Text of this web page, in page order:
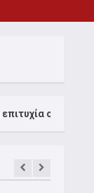
το 1ο